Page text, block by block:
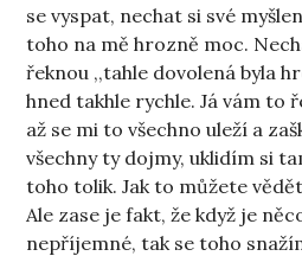
se vyspat, nechat si své
toho na mě hrozně moc.
řeknou ,,tahle dovolená byla
hned takhle rychle. Já vám to
až se mi to všechno uleží a
všechny ty dojmy, uklidím si
toho tolik. Jak to můžete
Ale zase je fakt, že když je
nepříjemné, tak se toho